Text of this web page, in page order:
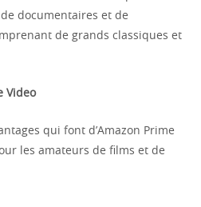
documentaires et de
de grands classiques et
Video
qui font d’Amazon Prime
les amateurs de films et de